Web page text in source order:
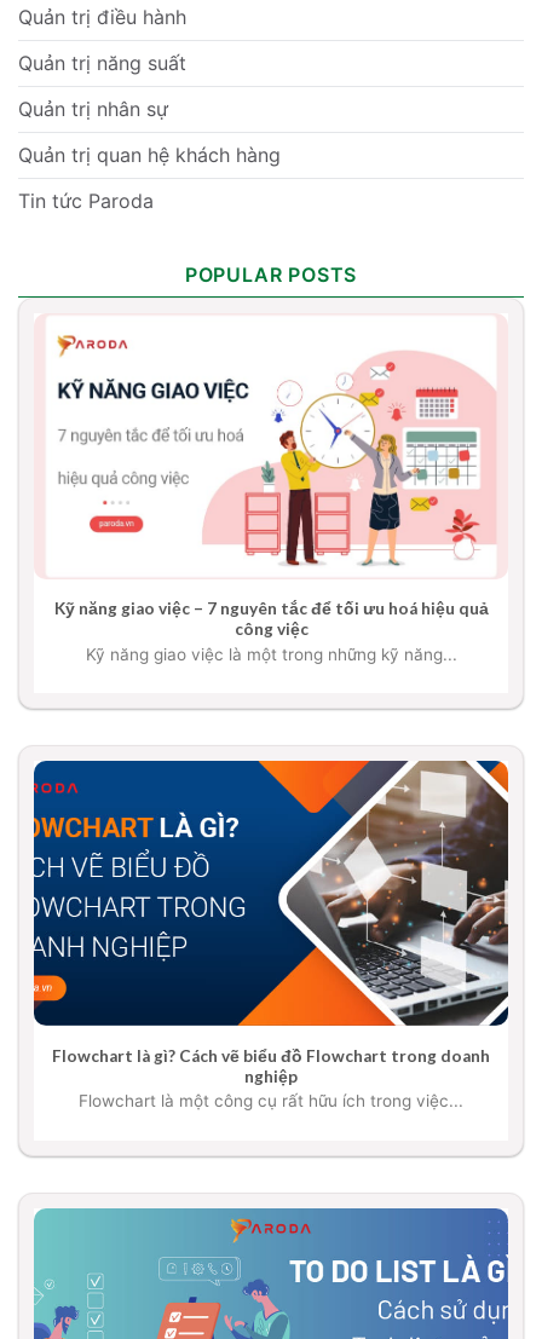
Quản trị điều hành
Quản trị năng suất
Quản trị nhân sự
Quản trị quan hệ khách hàng
Tin tức Paroda
POPULAR POSTS
Kỹ năng giao việc – 7 nguyên tắc để tối ưu hoá hiệu quả
công việc
Kỹ năng giao việc là một trong những kỹ năng...
Flowchart là gì? Cách vẽ biểu đồ Flowchart trong doanh
nghiệp
Flowchart là một công cụ rất hữu ích trong việc...